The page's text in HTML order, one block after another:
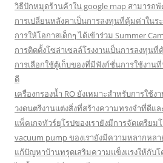
วิธีปักหมุดร้านค้าใน google map สามารถ
การเปลี่ยนหลังคาเป็นการลงทุนที่คุ้มค่าในร
การให้โอกาสเด็กๆ ได้เข้าร่วม Summer
การติดตั้งโซล่าเซลล์โรงงานเป็นการลงทุนที่
การเลือกใช้ตู้เก็บของที่มีฟังก์ชั่นการใช้งา
ดี
เครื่องกรองน้ำ RO ยังเหมาะสำหรับการใช้ง
วงดนตรีงานแต่งสิ่งที่สร้างความทรงจำที่ดี
แพ็คเกจทัวร์ยุโรปของเรายังมีการจัดเตรีย
vacuum pump ของเรายังมีความหลากหลา
แก้ปัญหาบ้านทรุดเสริมความแข็งแรงให้กับโ